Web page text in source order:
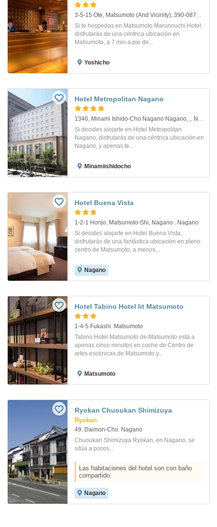
3-5-15 Ote, Matsumoto (And Vicinity), 390-0874, Nagano-Ken. Matsumoto
Si te hospedas en Matsumoto Marunouchi Hotel,
disfrutarás de una céntrica ubicación en
Matsumoto, a 7 min a pie de...
Yoshicho
Hotel Metropolitan Nagano
1346, Minami Ishido-Cho Nagano Nagano, ,. Nagano
Si decides alojarte en Hotel Metropolitan
Nagano, disfrutarás de una céntrica ubicación en
Nagano, y apenas te...
Minamiishidocho
Hotel Buena Vista
1-2-1 Honjo, Matsumoto-Shi, Nagano . Nagano
Si decides alojarte en Hotel Buena Vista,
disfrutarás de una fantástica ubicación en pleno
centro de Matsumoto, a menos...
Nagano
Hotel Tabino Hotel lit Matsumoto
1-4-5 Fukashi. Matsumoto
Tabino Hotel Matsumoto de Matsumoto está a
apenas cinco minutos en coche de Centro de
artes escénicas de Matsumoto y...
Matsumoto
Ryokan Chuoukan Shimizuya
Ryokan
49, Daimon-Cho. Nagano
Chuoukan Shimizuya Ryokan, en Nagano, se
sitúa a pocos...
Las habitaciones del hotel son con baño
compartido.
Nagano